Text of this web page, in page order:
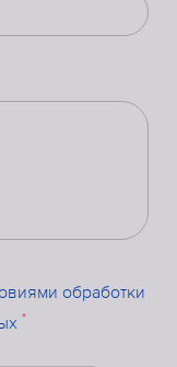
обработки
*